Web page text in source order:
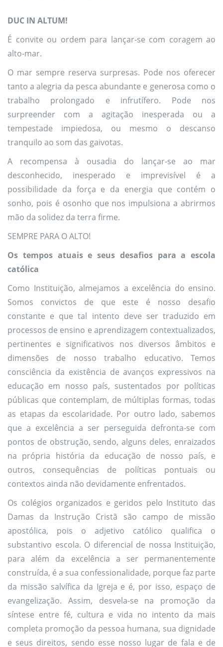
DUC IN ALTUM!
É convite ou ordem para lançar-se com coragem ao
alto-mar.
O mar sempre reserva surpresas. Pode nos oferecer
tanto a alegria da pesca abundante e generosa como o
trabalho prolongado e infrutífero. Pode nos
surpreender com a agitação inesperada ou a
tempestade impiedosa, ou mesmo o descanso
tranquilo ao som das gaivotas.
A recompensa à ousadia do lançar-se ao mar
desconhecido, inesperado e imprevisível é a
possibilidade da força e da energia que contém o
sonho, pois é osonho que nos impulsiona a abrirmos
mão da solidez da terra firme.
SEMPRE PARA O ALTO!
Os tempos atuais e seus desafios para a escola
católica
Como Instituição, almejamos a excelência do ensino.
Somos convictos de que este é nosso desafio
constante e que tal intento deve ser traduzido em
processos de ensino e aprendizagem contextualizados,
pertinentes e significativos nos diversos âmbitos e
dimensões de nosso trabalho educativo. Temos
consciência da existência de avanços expressivos na
educação em nosso país, sustentados por políticas
públicas que contemplam, de múltiplas formas, todas
as etapas da escolaridade. Por outro lado, sabemos
que a excelência a ser perseguida defronta-se com
pontos de obstrução, sendo, alguns deles, enraizados
na própria história da educação de nosso país, e
outros, consequências de políticas pontuais ou
contextos ainda não devidamente enfrentados.
Os colégios organizados e geridos pelo Instituto das
Damas da Instrução Cristã são campo de missão
apostólica, pois o adjetivo católico qualifica o
substantivo escola. O diferencial de nossa Instituição,
para além da excelência a ser permanentemente
construída, é a sua confessionalidade, porque faz parte
da missão salvífica da Igreja e é, por isso, espaço de
evangelização. Assim, desvela-se na promoção da
síntese entre fé, cultura e vida no intento da mais
completa promoção da pessoa humana, sua dignidade
e seus direitos, sendo esse nosso lugar de fala e de